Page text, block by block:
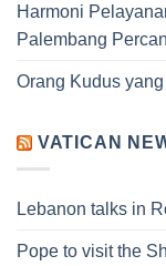
Harmoni
Palembang
Orang Kudus
VATICAN
Lebanon talks in
Pope to visit the